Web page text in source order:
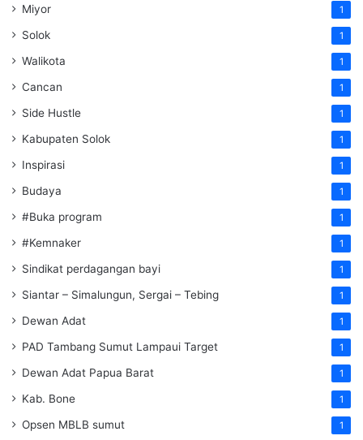
Miyor 1
Solok 1
Walikota 1
Cancan 1
Side Hustle 1
Kabupaten Solok 1
Inspirasi 1
Budaya 1
#Buka program 1
#Kemnaker 1
Sindikat perdagangan bayi 1
Siantar – Simalungun, Sergai – Tebing 1
Dewan Adat 1
PAD Tambang Sumut Lampaui Target 1
Dewan Adat Papua Barat 1
Kab. Bone 1
Opsen MBLB sumut 1